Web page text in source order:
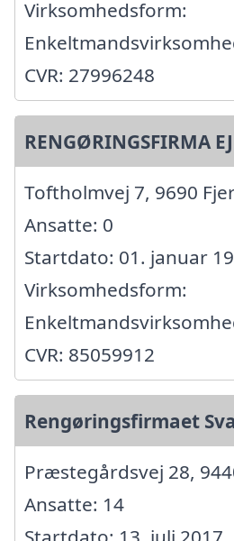
Virksomhedsform:
CVR: 27996248
RENGØRINGSFIRMA
Toftholmvej 7, 9690
Ansatte: 0
Startdato: 01. januar
Virksomhedsform:
CVR: 85059912
Rengøringsfirmaet
Præstegårdsvej 28,
Ansatte: 14